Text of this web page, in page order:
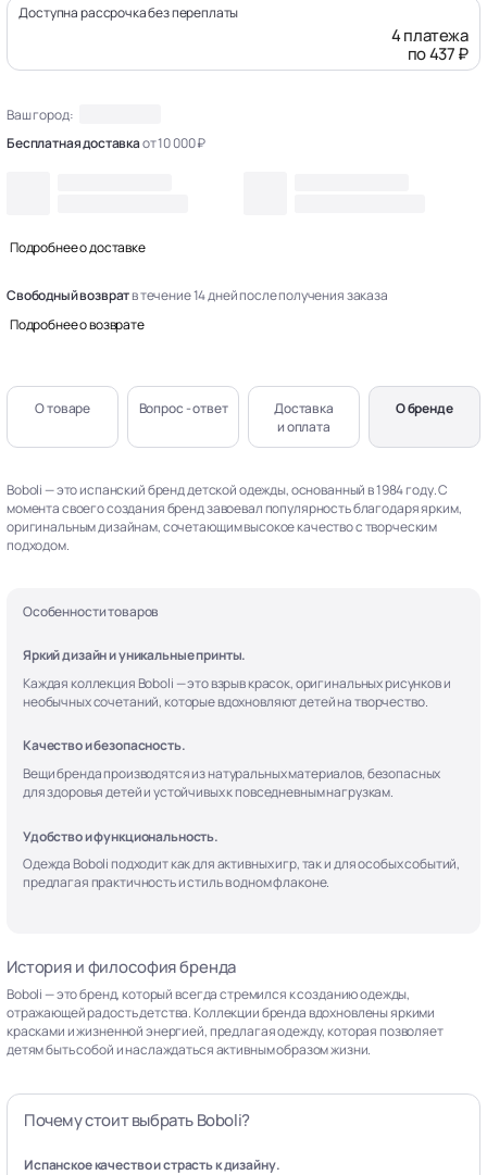
Доступна рассрочка без переплаты
4 платежа
по 437 ₽
Ваш город:
Бесплатная доставкаот 10 000 ₽
Подробнее о доставке
Свободный возвратв течение 14 дней после получения заказа
Подробнее о возврате
О товаре Вопрос - ответ
Доставка
и оплата
О бренде
Boboli — это испанский бренд детской одежды, основанный в 1984 году. С
момента своего создания бренд завоевал популярность благодаря ярким,
оригинальным дизайнам, сочетающим высокое качество с творческим
подходом.
Особенности товаров
Яркий дизайн и уникальные принты.
Каждая коллекция Boboli — это взрыв красок, оригинальных рисунков и
необычных сочетаний, которые вдохновляют детей на творчество.
Качество и безопасность.
Вещи бренда производятся из натуральных материалов, безопасных
для здоровья детей и устойчивых к повседневным нагрузкам.
Удобство и функциональность.
Одежда Boboli подходит как для активных игр, так и для особых событий,
предлагая практичность и стиль в одном флаконе.
История и философия бренда
Boboli — это бренд, который всегда стремился к созданию одежды,
отражающей радость детства. Коллекции бренда вдохновлены яркими
красками и жизненной энергией, предлагая одежду, которая позволяет
детям быть собой и наслаждаться активным образом жизни.
Почему стоит выбрать Boboli?
Испанское качество и страсть к дизайну.